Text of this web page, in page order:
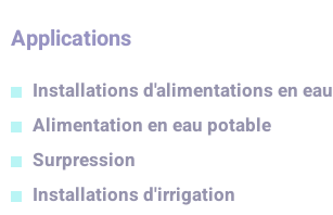
Applications
Installations d'alimentations en eau
Alimentation en eau potable
Surpression
Installations d'irrigation